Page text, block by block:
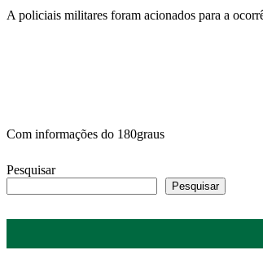
A policiais militares foram acionados para a
Com informações do 180graus
Pesquisar
Pesquisar